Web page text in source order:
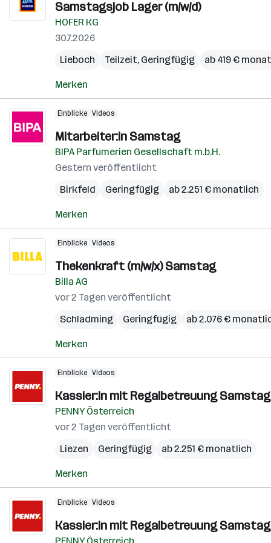
Samstagsjob Lager (m/w/d)
HOFER KG
30.7.2026
Lieboch
Teilzeit, Geringfügig ab 419 €
Merken
Einblicke Videos
Mitarbeiter:in Samstag
BIPA Parfumerien Gesellschaft m.b.H.
Gestern veröffentlicht
Birkfeld
Geringfügig ab 2.251 € monatlich
Merken
Einblicke Videos
Thekenkraft (m/w/x) Samstag
Billa AG
vor 2 Tagen veröffentlicht
Schladming
Geringfügig ab 2.076 €
Merken
Einblicke Videos
Kassier:in mit Regalbetreuung Samstag
PENNY Österreich
vor 2 Tagen veröffentlicht
Liezen
Geringfügig ab 2.251 € monatlich
Merken
Einblicke Videos
Kassier:in mit Regalbetreuung Samstag